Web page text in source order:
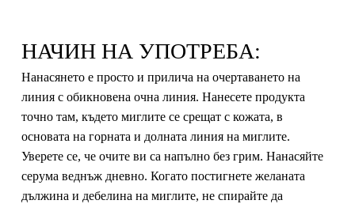
НАЧИН НА УПОТРЕБА:
Нанасянето е просто и прилича на очертаването на
линия с обикновена очна линия. Нанесете продукта
точно там, където миглите се срещат с кожата, в
основата на горната и долната линия на миглите.
Уверете се, че очите ви са напълно без грим. Нанасяйте
серума веднъж дневно. Когато постигнете желаната
дължина и дебелина на миглите, не спирайте да